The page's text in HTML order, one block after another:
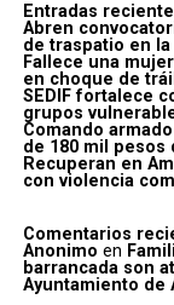
Entradas
Abren
de traspatio en
Fallece una
en choque de
SEDIF fortalece
grupos
Comando
de 180 mil pesos
Recuperan en
con violencia
Comentarios
Anonimo en
barrancada son
Ayuntamiento de